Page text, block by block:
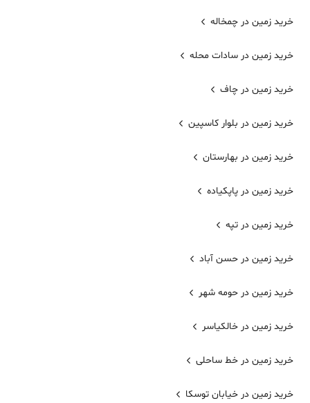
خرید زمین در چمخاله
خرید زمین در سادات محله
خرید زمین در چاف
خرید زمین در بلوار کاسپین
خرید زمین در بهارستان
خرید زمین در پاپکیاده
خرید زمین در تپه
خرید زمین در حسن آباد
خرید زمین در حومه شهر
خرید زمین در خالکیاسر
خرید زمین در خط ساحلی
خرید زمین در خیابان توسکا